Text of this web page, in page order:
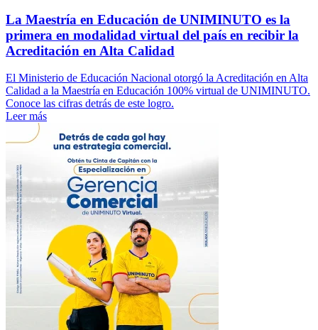
La Maestría en Educación de UNIMINUTO es la
primera en modalidad virtual del país en recibir la
Acreditación en Alta Calidad
El Ministerio de Educación Nacional otorgó la Acreditación en Alta
Calidad a la Maestría en Educación 100% virtual de UNIMINUTO.
Conoce las cifras detrás de este logro.
Leer más